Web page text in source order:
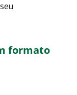
formato